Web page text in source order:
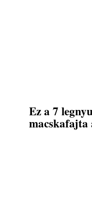
Ez a 7
macskafajta